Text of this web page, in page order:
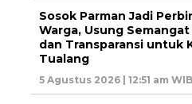
Sosok Parman Jadi
Warga, Usung
dan Transparansi untuk
Tualang
5 Agustus 2026 | 12:51 am WIB